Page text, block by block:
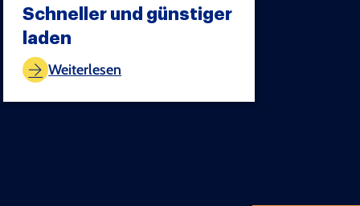
Schneller und günstiger
laden
Weiterlesen